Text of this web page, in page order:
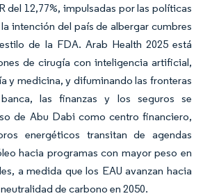
del 12,77%, impulsadas por las políticas
intención del país de albergar cumbres
de la FDA. Arab Health 2025 está
de cirugía con inteligencia artificial,
y medicina, y difuminando las fronteras
las finanzas y los seguros se
de Abu Dabi como centro financiero,
energéticos transitan de agendas
hacia programas con mayor peso en
a medida que los EAU avanzan hacia
de carbono en 2050.